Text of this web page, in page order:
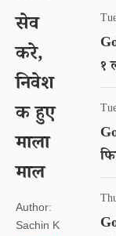
सेव
करे,
निवेश
क हुए
माला
माल
Author:
Sachin K
१